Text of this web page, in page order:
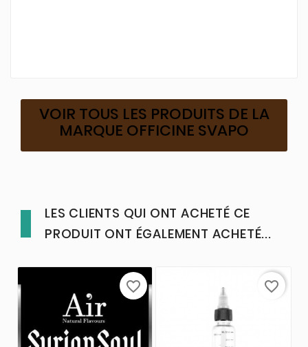
VOIR TOUS LES PRODUITS DE LA
MARQUE OFFICINE SVAPO
LES CLIENTS QUI ONT ACHETÉ CE
PRODUIT ONT ÉGALEMENT ACHETÉ...
favorite_border favorite_border